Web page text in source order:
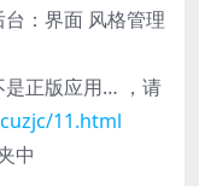
：界面 风格管理
是正版应用… ，请
11.html
中